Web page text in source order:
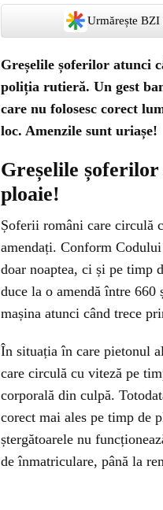
Urmărește BZI
Greșelile șoferilor atunci
poliția rutieră. Un gest
care nu folosesc corect
loc. Amenzile sunt uriașe!
Greșelile
ploaie!
Șoferii români care circulă
amendați. Conform
doar noaptea, ci și pe timp
duce la o amendă între 660
mașina atunci când trece
În situația în care pietonul
care circulă cu viteză pe
corporală din culpă.
corect mai ales pe timp de
ștergătoarele nu
de înmatriculare, până la